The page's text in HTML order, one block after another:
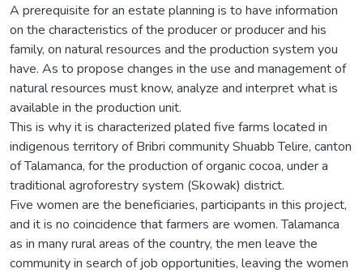
A prerequisite for an estate planning is to have information
on the characteristics of the producer or producer and his
family, on natural resources and the production system you
have. As to propose changes in the use and management of
natural resources must know, analyze and interpret what is
available in the production unit.
This is why it is characterized plated five farms located in
indigenous territory of Bribri community Shuabb Telire, canton
of Talamanca, for the production of organic cocoa, under a
traditional agroforestry system (Skowak) district.
Five women are the beneficiaries, participants in this project,
and it is no coincidence that farmers are women. Talamanca
as in many rural areas of the country, the men leave the
community in search of job opportunities, leaving the women